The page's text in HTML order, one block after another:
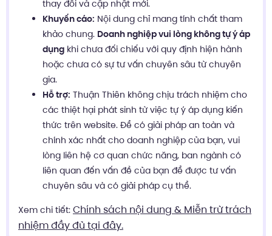
thay đổi và cập nhật mới.
Khuyến cáo: Nội dung chỉ mang tính chất tham
khảo chung. Doanh nghiệp vui lòng không tự ý áp
dụng khi chưa đối chiếu với quy định hiện hành
hoặc chưa có sự tư vấn chuyên sâu từ chuyên
gia.
Hỗ trợ: Thuận Thiên không chịu trách nhiệm cho
các thiệt hại phát sinh từ việc tự ý áp dụng kiến
thức trên website. Để có giải pháp an toàn và
chính xác nhất cho doanh nghiệp của bạn, vui
lòng liên hệ cơ quan chức năng, ban ngành có
liên quan đến vấn đề của bạn để được tư vấn
chuyên sâu và có giải pháp cụ thể.
Xem chi tiết: Chính sách nội dung & Miễn trừ trách
nhiệm đầy đủ tại đây.